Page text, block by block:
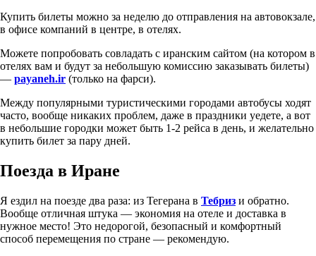
Купить билеты можно за неделю до отправления на автовокзале,
в офисе компаний в центре, в отелях.
Можете попробовать совладать с иранским сайтом (на котором в
отелях вам и будут за небольшую комиссию заказывать билеты)
— payaneh.ir (только на фарси).
Между популярными туристическими городами автобусы ходят
часто, вообще никаких проблем, даже в праздники уедете, а вот
в небольшие городки может быть 1-2 рейса в день, и желательно
купить билет за пару дней.
Поезда в Иране
Я ездил на поезде два раза: из Тегерана в Тебриз и обратно.
Вообще отличная штука — экономия на отеле и доставка в
нужное место! Это недорогой, безопасный и комфортный
способ перемещения по стране — рекомендую.